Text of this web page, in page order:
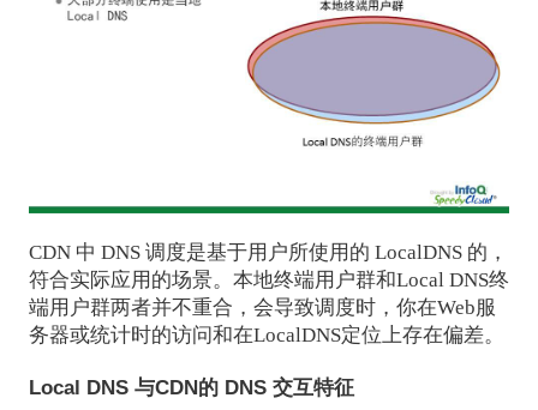
CDN 中 DNS 调度是基于用户所使用的 LocalDNS 的，
符合实际应用的场景。本地终端用户群和Local DNS终
端用户群两者并不重合，会导致调度时，你在Web服
务器或统计时的访问和在LocalDNS定位上存在偏差。
Local DNS 与CDN的 DNS 交互特征